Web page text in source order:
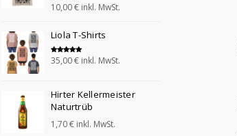
Bewertet mit
5.00
10,00€ inkl. MwSt.
Liola T-Shirts
Bewertet mit
5.00
35,00€ inkl. MwSt.
Hirter Kellermeister
Naturtrüb
1,70€ inkl. MwSt.